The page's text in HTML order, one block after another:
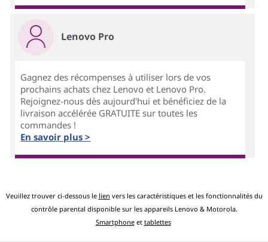
Lenovo Pro
Gagnez des récompenses à utiliser lors de vos
prochains achats chez Lenovo et Lenovo Pro.
Rejoignez-nous dès aujourd'hui et bénéficiez de la
livraison accélérée GRATUITE sur toutes les
commandes !
En savoir plus >
Veuillez trouver ci-dessous le lien vers les caractéristiques et les fonctionnalités du
contrôle parental disponible sur les appareils Lenovo & Motorola.
Smartphoneet tablettes